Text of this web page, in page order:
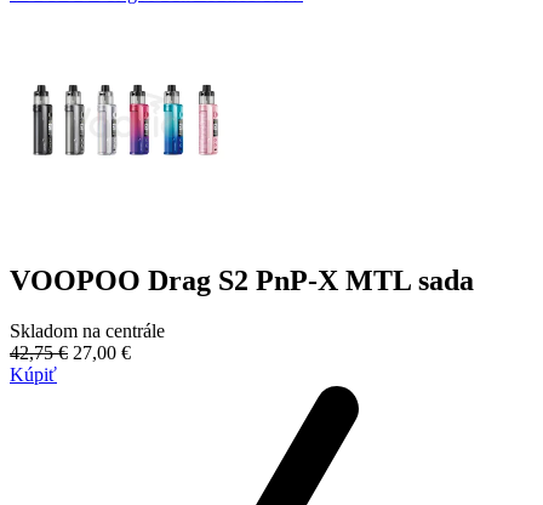
VOOPOO Drag S2 PnP-X MTL sada
Skladom na centrále
42,75 € 27,00 €
Kúpiť